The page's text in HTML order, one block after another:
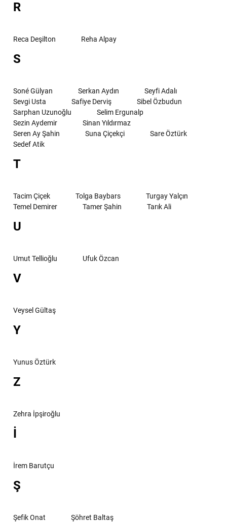
R
Reca Deşilton Reha Alpay
S
Soné Gülyan Serkan Aydın
Seyfi Adalı
Sevgi Usta
Safiye Derviş
Sibel Özbudun
Sarphan Uzunoğlu
Selim Ergunalp
Sezin Aydemir
Sinan Yıldırmaz
Seren Ay Şahin
Suna Çiçekçi
Sare Öztürk
Sedef Atik
T
Tacim Çiçek Tolga Baybars
Turgay Yalçın
Temel Demirer
Tamer Şahin Tarık Ali
U
Umut Tellioğlu Ufuk Özcan
V
Veysel Gültaş
Y
Yunus Öztürk
Z
Zehra İpşiroğlu
İ
İrem Barutçu
Ş
Şefik Onat Şöhret Baltaş